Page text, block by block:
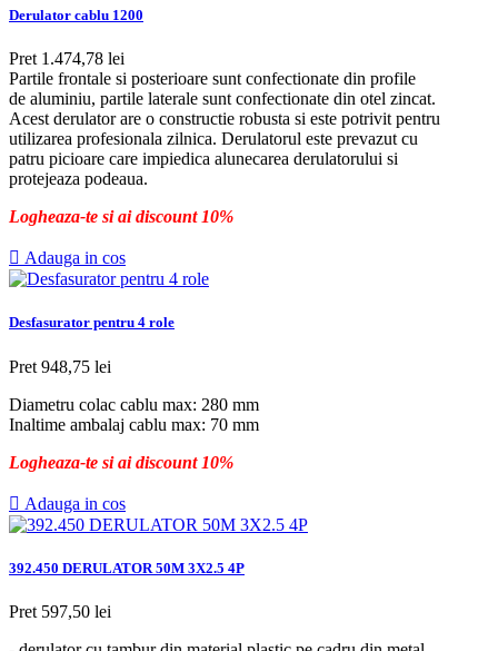
Derulator cablu 1200
Pret 1.474,78 lei
Partile frontale si posterioare sunt confectionate din profile
de aluminiu, partile laterale sunt confectionate din otel zincat.
Acest derulator are o constructie robusta si este potrivit pentru
utilizarea profesionala zilnica. Derulatorul este prevazut cu
patru picioare care impiedica alunecarea derulatorului si
protejeaza podeaua.
Logheaza-te si ai discount 10%
 Adauga in cos
Desfasurator pentru 4 role
Pret 948,75 lei
Diametru colac cablu max: 280 mm
Inaltime ambalaj cablu max: 70 mm
Logheaza-te si ai discount 10%
 Adauga in cos
392.450 DERULATOR 50M 3X2.5 4P
Pret 597,50 lei